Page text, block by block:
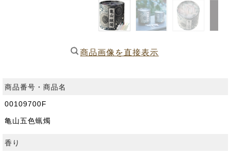
商品画像を直接表示
商品番号・商品名
00109700F
亀山五色蝋燭
香り